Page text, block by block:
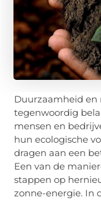
Duurzaamheid
tegenwoordig
mensen en
hun ecologische
dragen aan een
Een van de
stappen op
zonne-energie. In